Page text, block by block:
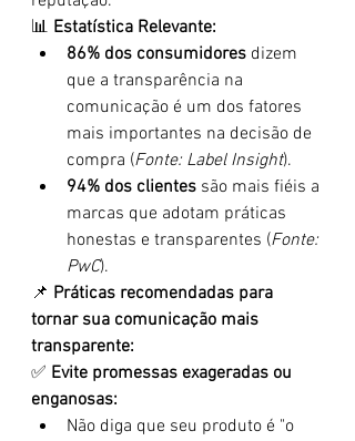
📊 Estatística Relevante:
86% dos consumidores dizem
que a transparência na
comunicação é um dos fatores
mais importantes na decisão de
compra (Fonte: Label Insight).
94% dos clientes são mais fiéis a
marcas que adotam práticas
honestas e transparentes (Fonte:
PwC).
📌 Práticas recomendadas para
tornar sua comunicação mais
transparente:
✅ Evite promessas exageradas ou
enganosas:
Não diga que seu produto é "o